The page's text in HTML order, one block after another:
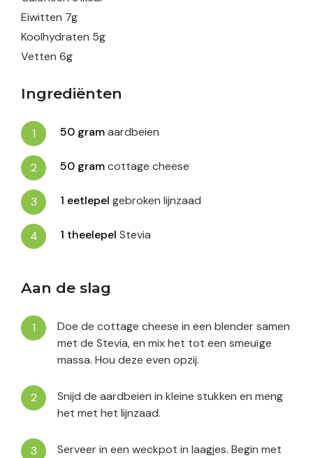
Eiwitten 7g
Koolhydraten 5g
Vetten 6g
Ingrediënten
50 gramaardbeien
50 gramcottage cheese
1 eetlepel gebroken lijnzaad
1 theelepel Stevia
Aan de slag
Doe de cottage cheese in een blender samen
met de Stevia, en mix het tot een smeuïge
massa. Hou deze even opzij.
Snijd de aardbeien in kleine stukken en meng
het met het lijnzaad.
Serveer in een weckpot in laagjes. Begin met